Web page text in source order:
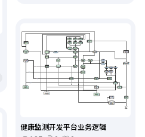
健康监测开发平台业务逻辑